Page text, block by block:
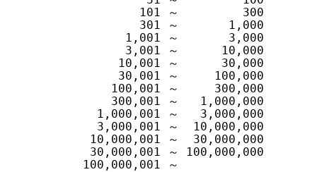
101 ～         300
301 ～       1,000
1,001 ～       3,000
3,001 ～      10,000
10,001 ～      30,000
30,001 ～     100,000
100,001 ～     300,000
300,001 ～   1,000,000
1,000,001 ～   3,000,000
3,000,001 ～  10,000,000
10,000,001 ～  30,000,000
30,000,001 ～ 100,000,000
100,000,001 ～